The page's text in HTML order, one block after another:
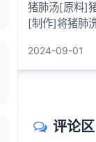
猪肺汤[原料]
[制作]将猪肺
2024-09-01
评论区